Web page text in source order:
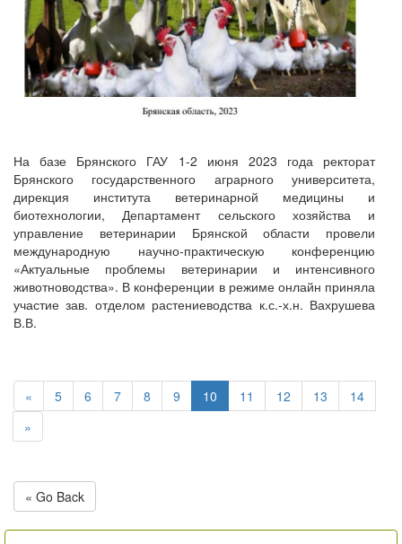
На базе Брянского ГАУ 1-2 июня 2023 года ректорат
Брянского государственного аграрного университета,
дирекция института ветеринарной медицины и
биотехнологии, Департамент сельского хозяйства и
управление ветеринарии Брянской области провели
международную научно-практическую конференцию
«Актуальные проблемы ветеринарии и интенсивного
животноводства». В конференции в режиме онлайн приняла
участие зав. отделом растениеводства к.с.-х.н. Вахрушева
В.В.
« 5 6 7 8 9 10 11 12 13
14
»
« Go Back